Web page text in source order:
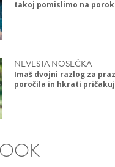
takoj pomislimo na
NEVESTA NOSEČKA
Imaš dvojni razlog za
poročila in hkrati